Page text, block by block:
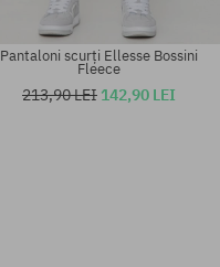
Pantaloni scurți Ellesse Bossini
Fleece
213,90 LEI 142,90 LEI